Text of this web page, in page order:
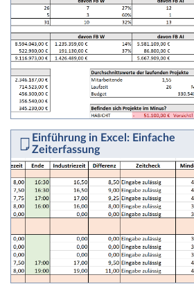
Einführung in Excel: Einfache
Zeiterfassung